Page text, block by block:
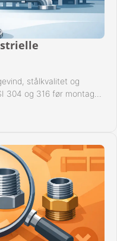
stålkvalitet og
304 og 316 før montage